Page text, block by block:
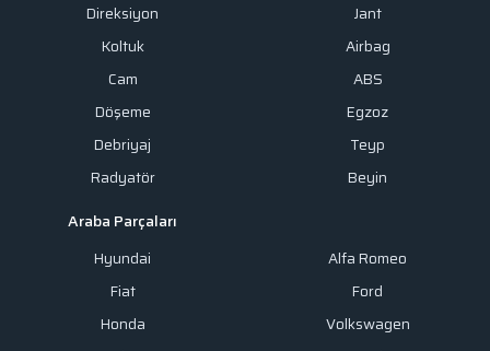
Direksiyon
Koltuk
Cam
Döşeme
Debriyaj
Radyatör
Jant
Airbag
ABS
Egzoz
Teyp
Beyin
Araba Parçaları
Hyundai
Fiat
Honda
Alfa Romeo
Ford
Volkswagen